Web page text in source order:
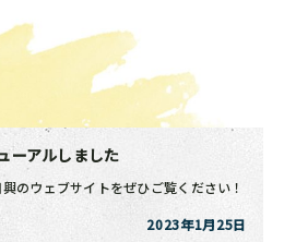
ーアルしました
のウェブサイトをぜひご覧ください！
2023年1月25日